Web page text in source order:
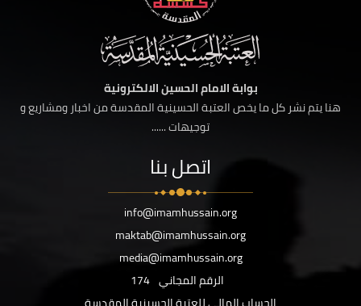
بوابة الامام الحسين الالكترونية
هنا يتم نشر كل ما يخص العتبة الحسينية المقدسة من اخبار ومشاريع و
توجيهات ......
اتصل بنا
info@imamhussain.org
maktab@imamhussain.org
media@imamhussain.org
الرقم المجاني 174